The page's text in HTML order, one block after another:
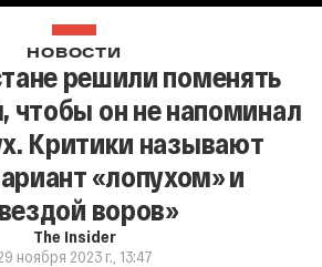
НОВОСТИ
решили поменять
чтобы он не напоминал
Критики называют
«лопухом» и
воров»
The Insider
ноября 2023 г., 13:47